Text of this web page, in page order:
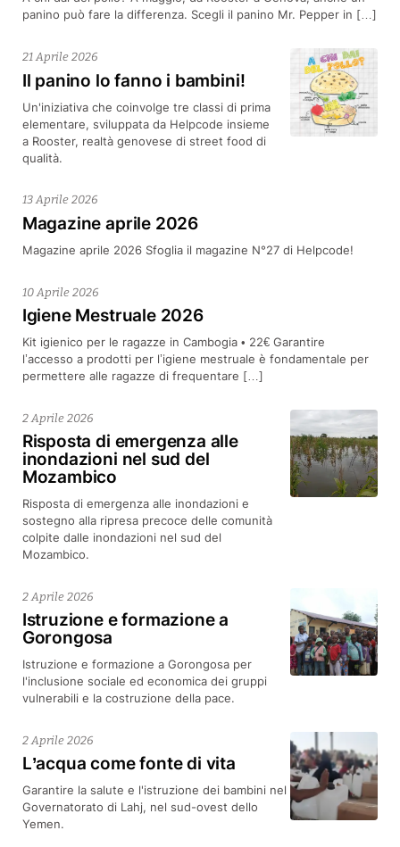
panino può fare la differenza. Scegli il panino Mr. Pepper in […]
Il panino lo fanno i bambini!
21 Aprile 2026
Un'iniziativa che coinvolge tre classi di prima
elementare, sviluppata da Helpcode insieme
a Rooster, realtà genovese di street food di
qualità.
Magazine aprile 2026
13 Aprile 2026
Magazine aprile 2026 Sfoglia il magazine N°27 di Helpcode!
Igiene Mestruale 2026
10 Aprile 2026
Kit igienico per le ragazze in Cambogia • 22€ Garantire
l’accesso a prodotti per l’igiene mestruale è fondamentale per
permettere alle ragazze di frequentare […]
Risposta di emergenza alle
inondazioni nel sud del
Mozambico
2 Aprile 2026
Risposta di emergenza alle inondazioni e
sostegno alla ripresa precoce delle comunità
colpite dalle inondazioni nel sud del
Mozambico.
Istruzione e formazione a
Gorongosa
2 Aprile 2026
Istruzione e formazione a Gorongosa per
l'inclusione sociale ed economica dei gruppi
vulnerabili e la costruzione della pace.
L’acqua come fonte di vita
2 Aprile 2026
Garantire la salute e l'istruzione dei bambini nel
Governatorato di Lahj, nel sud-ovest dello
Yemen.